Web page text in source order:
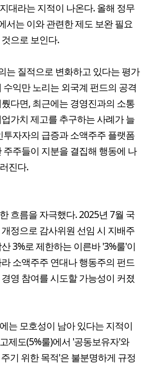
대라는 지적이 나온다. 올해 정무
서는 이와 관련한 제도 보완 필요
으로 보인다.
는 질적으로 변화하고 있다는 평가
수익만 노리는 외국계 펀드의 공격
다면, 최근에는 경영진과의 소통
가치 제고를 추구하는 사례가 늘
투자자의 급증과 소액주주 플랫폼
주주들이 지분을 결집해 행동에 나
진다.
흐름을 자극했다. 2025년 7월 국
정으로 감사위원 선임 시 지배주
3%로 제한하는 이른바 '3%룰'이
소액주주 연대나 행동주의 펀드
영 참여를 시도할 가능성이 커졌
는 모호성이 남아 있다는 지적이
제도(5%룰)에서 '공동보유자'와
기 위한 목적'은 불분명하게 규정